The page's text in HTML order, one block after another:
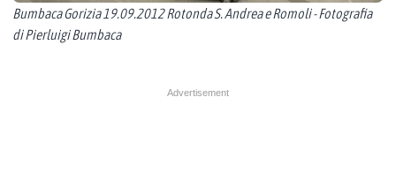
Bumbaca Gorizia 19.09.2012 Rotonda S. Andrea e Romoli - Fotografia
di Pierluigi Bumbaca